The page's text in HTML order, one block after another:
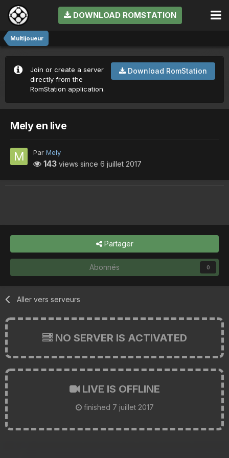
DOWNLOAD ROMSTATION
Multijoueur
Download RomStation
Join or create a server
directly from the
RomStation application.
Mely en live
Par Mely
143 views since 6 juillet 2017
Partager
Abonnés 0
Aller vers serveurs
NO SERVER IS ACTIVATED
LIVE IS OFFLINE
finished 7 juillet 2017